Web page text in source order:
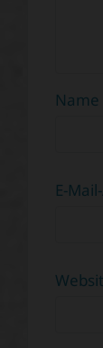
Name
E-